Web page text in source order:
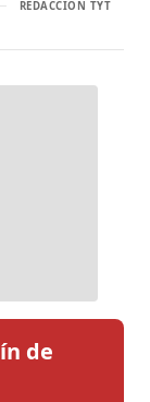
REDACCIÓN TYT
de